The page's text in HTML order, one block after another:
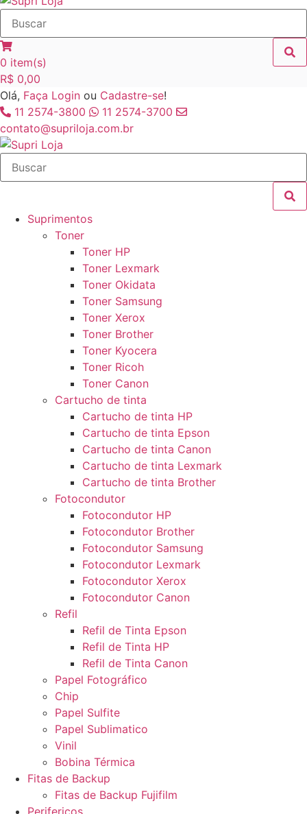
0 item(s)
R$ 0,00
Olá, Faça Login ou Cadastre-se!
11 2574-3800
11 2574-3700
contato@supriloja.com.br
Suprimentos
Toner
Toner HP
Toner Lexmark
Toner Okidata
Toner Samsung
Toner Xerox
Toner Brother
Toner Kyocera
Toner Ricoh
Toner Canon
Cartucho de tinta
Cartucho de tinta HP
Cartucho de tinta Epson
Cartucho de tinta Canon
Cartucho de tinta Lexmark
Cartucho de tinta Brother
Fotocondutor
Fotocondutor HP
Fotocondutor Brother
Fotocondutor Samsung
Fotocondutor Lexmark
Fotocondutor Xerox
Fotocondutor Canon
Refil
Refil de Tinta Epson
Refil de Tinta HP
Refil de Tinta Canon
Papel Fotográfico
Chip
Papel Sulfite
Papel Sublimatico
Vinil
Bobina Térmica
Fitas de Backup
Fitas de Backup Fujifilm
Perifericos